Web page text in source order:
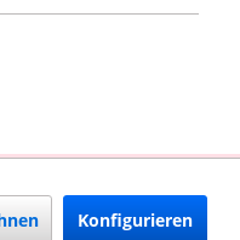
Konfigurieren